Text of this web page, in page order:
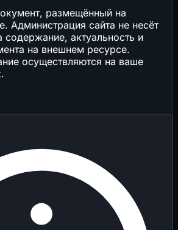
размещённый на
Администрация сайта не несёт
содержание, актуальность и
на внешнем ресурсе.
осуществляются на ваше